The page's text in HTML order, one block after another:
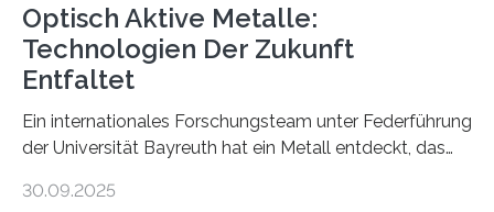
Optisch Aktive Metalle:
Technologien Der Zukunft
Entfaltet
Ein internationales Forschungsteam unter Federführung
der Universität Bayreuth hat ein Metall entdeckt, das
Dadurch ist es in der Lage, eine sogenannte zweite
30.09.2025